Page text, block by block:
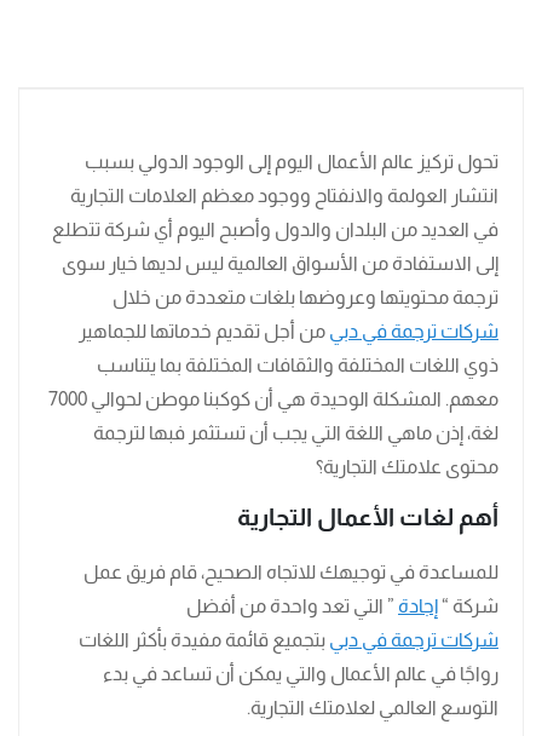
تحول تركيز عالم الأعمال اليوم إلى الوجود الدولي بسبب
انتشار العولمة والانفتاح ووجود معظم العلامات التجارية
في العديد من البلدان والدول وأصبح اليوم أي شركة تتطلع
إلى الاستفادة من الأسواق العالمية ليس لديها خيار سوى
ترجمة محتويتها وعروضها بلغات متعددة من خلال
شركات ترجمة في دبي من أجل تقديم خدماتها للجماهير
ذوي اللغات المختلفة والثقافات المختلفة بما يتناسب
معهم. المشكلة الوحيدة هي أن كوكبنا موطن لحوالي 7000
لغة، إذن ماهي اللغة التي يجب أن تستثمر فبها لترجمة
محتوى علامتك التجارية؟
أهم لغات الأعمال التجارية
للمساعدة في توجيهك للاتجاه الصحيح، قام فريق عمل
شركة “ إجادة ” التي تعد واحدة من أفضل
شركات ترجمة في دبي بتجميع قائمة مفيدة بأكثر اللغات
رواجًا في عالم الأعمال والتي يمكن أن تساعد في بدء
التوسع العالمي لعلامتك التجارية.